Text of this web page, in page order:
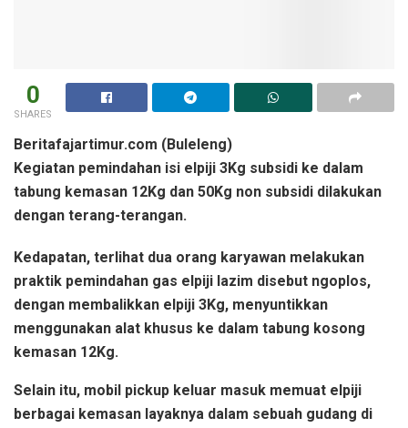
0
SHARES
Beritafajartimur.com (Buleleng)
Kegiatan pemindahan isi elpiji 3Kg subsidi ke dalam
tabung kemasan 12Kg dan 50Kg non subsidi dilakukan
dengan terang-terangan.
Kedapatan, terlihat dua orang karyawan melakukan
praktik pemindahan gas elpiji lazim disebut ngoplos,
dengan membalikkan elpiji 3Kg, menyuntikkan
menggunakan alat khusus ke dalam tabung kosong
kemasan 12Kg.
Selain itu, mobil pickup keluar masuk memuat elpiji
berbagai kemasan layaknya dalam sebuah gudang di